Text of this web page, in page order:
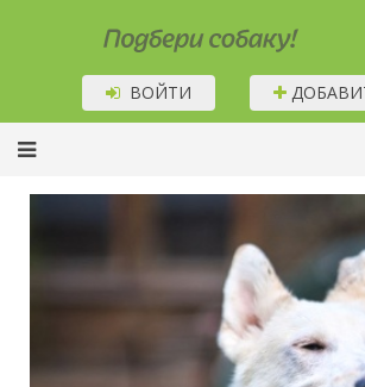
Подбери собаку!
ВОЙТИ